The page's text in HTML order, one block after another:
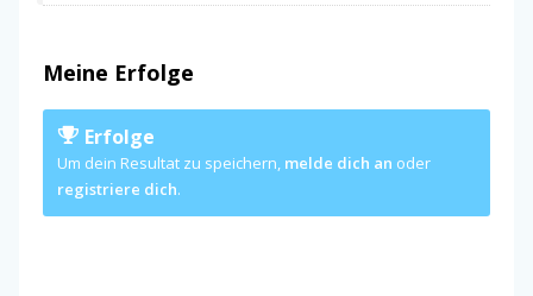
Meine Erfolge
Erfolge
Um dein Resultat zu speichern, melde dich an oder
registriere dich.